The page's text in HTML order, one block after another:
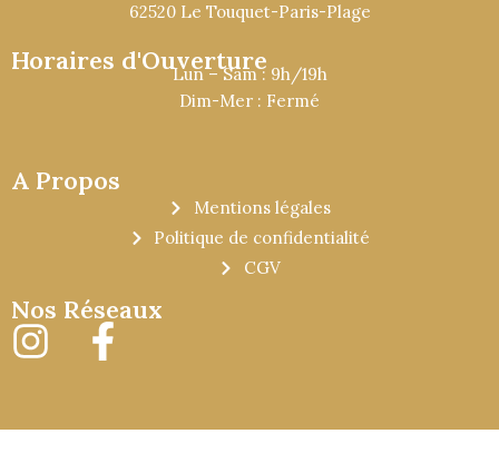
62520 Le Touquet-Paris-Plage
Horaires d'Ouverture
Lun – Sam : 9h/19h
Dim-Mer : Fermé
A Propos
Mentions légales
Politique de confidentialité
CGV
Nos Réseaux